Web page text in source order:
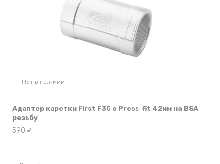
Нет в наличии
Адаптер каретки First F30 c Press-fit 42мм на BSA
резьбу
590 ₽